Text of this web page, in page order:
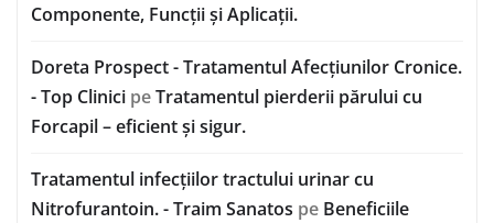
Componente, Funcții și Aplicații.
Doreta Prospect - Tratamentul Afecțiunilor Cronice.
- Top Clinici peTratamentul pierderii părului cu
Forcapil – eficient și sigur.
Tratamentul infecțiilor tractului urinar cu
Nitrofurantoin. - Traim Sanatos pe Beneficiile